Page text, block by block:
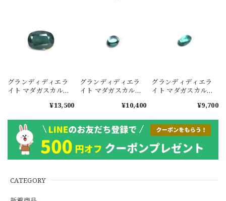
CATEGORY
グランディディエラ
イト マダガスカル産
¥13,500
グランディディエラ
イト マダガスカル産
¥10,400
グランディディエラ
イト マダガスカル産
¥9,700